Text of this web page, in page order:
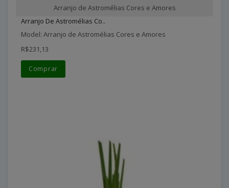
Arranjo de Astromélias Cores e Amores
Arranjo De Astromélias Co..
Model: Arranjo de Astromélias Cores e Amores
R$231,13
Comprar